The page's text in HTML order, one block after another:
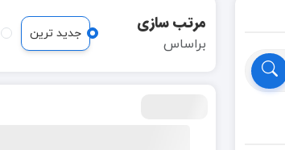
مرتب سازی
براساس
جدید ترین